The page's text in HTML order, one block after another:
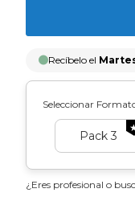
Recíbelo el
Seleccionar
Pack 3
¿Eres profesional o